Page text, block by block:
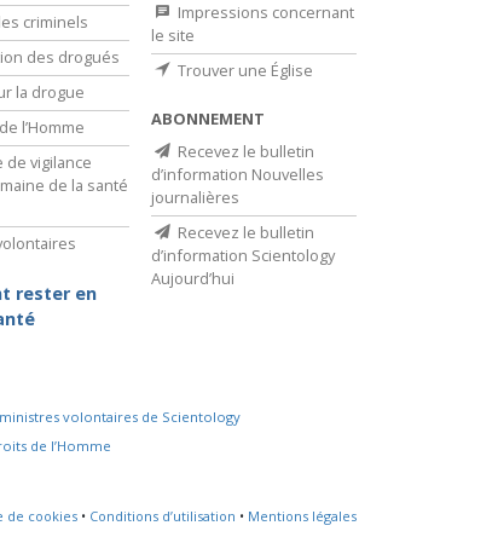
criminels
des drogués
la drogue
l’Homme
de vigilance
de la santé
rester en
Impressions concernant
le site
Trouver une Église
ABONNEMENT
Recevez le bulletin
d’information Nouvelles
journalières
Recevez le bulletin
d’information Scientology
Aujourd’hui
volontaires de Scientology
de l’Homme
de cookies • Conditions d’utilisation • Mentions légales